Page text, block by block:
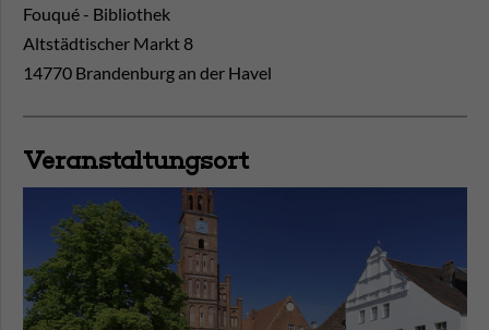
Fouqué - Bibliothek
Altstädtischer Markt 8
14770 Brandenburg an der Havel
Veranstaltungsort